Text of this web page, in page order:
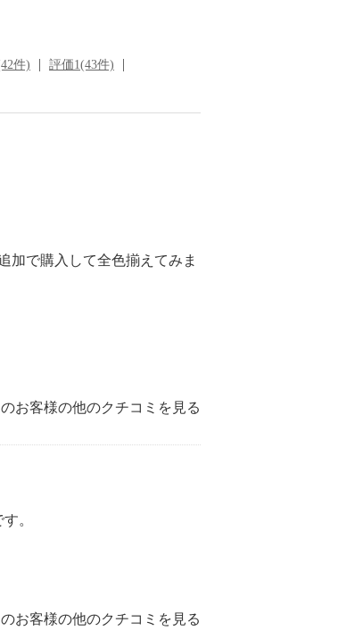
件) 評価1(43件)
加で購入して全色揃えてみま
お客様の他のクチコミを見る
。
お客様の他のクチコミを見る